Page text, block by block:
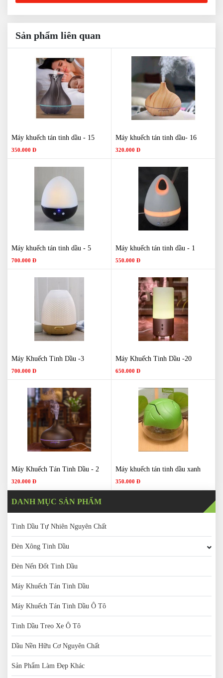
Sản phẩm liên quan
Máy khuếch tán tinh dầu - 15
350.000 Đ
Máy khuếch tán tinh dầu- 16
320.000 Đ
Máy khuếch tán tinh dầu - 5
700.000 Đ
Máy khuếch tán tinh dầu - 1
550.000 Đ
Máy Khuếch Tinh Dầu -3
700.000 Đ
Máy Khuếch Tinh Dầu -20
650.000 Đ
Máy Khuếch Tán Tinh Dầu - 2
320.000 Đ
Máy khuếch tán tinh dầu xanh
350.000 Đ
DANH MỤC SẢN PHẨM
Tinh Dầu Tự Nhiên Nguyên Chất
Đèn Xông Tinh Dầu
Đèn Nến Đốt Tinh Dầu
Máy Khuếch Tán Tinh Dầu
Máy Khuếch Tán Tinh Dầu Ô Tô
Tinh Dầu Treo Xe Ô Tô
Dầu Nền Hữu Cơ Nguyên Chất
Sản Phẩm Làm Đẹp Khác